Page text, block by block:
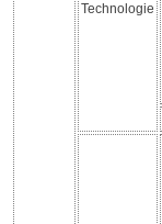
Technologie